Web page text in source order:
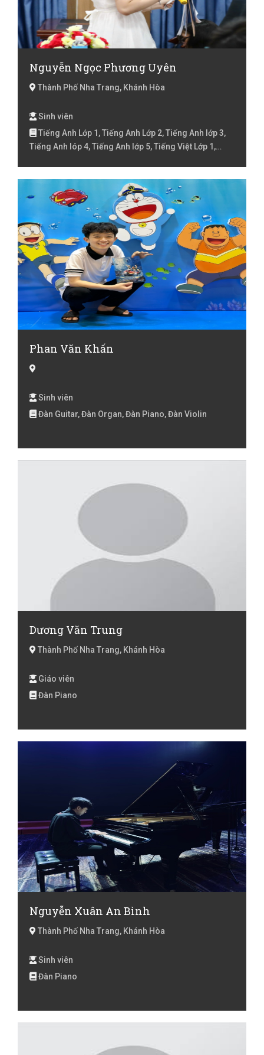
Nguyễn Ngọc Phương Uyên
Thành Phố Nha Trang, Khánh Hòa
Sinh viên
Tiếng Anh Lớp 1, Tiếng Anh Lớp 2, Tiếng Anh lớp 3,
Tiếng Anh lóp 4, Tiếng Anh lớp 5, Tiếng Việt Lớp 1,
Văn lớp 6, Văn lớp 7, Văn lớp 8, Đàn Piano
Phan Văn Khấn
Sinh viên
Đàn Guitar, Đàn Organ, Đàn Piano, Đàn Violin
Dương Văn Trung
Thành Phố Nha Trang, Khánh Hòa
Giáo viên
Đàn Piano
Nguyễn Xuân An Bình
Thành Phố Nha Trang, Khánh Hòa
Sinh viên
Đàn Piano